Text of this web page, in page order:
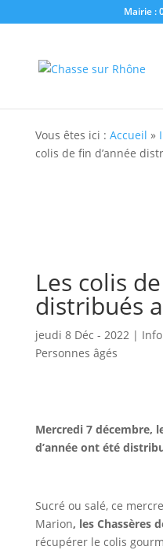
Mairie :
Vous êtes ici : Accueil »
colis de fin d’année
Les colis
distribués
jeudi 8 Déc - 2022|
Personnes âgés
Mercredi 7 décembre,
d’année ont été
Sucré ou salé, ce
Marion, les Chassères
récupérer le colis